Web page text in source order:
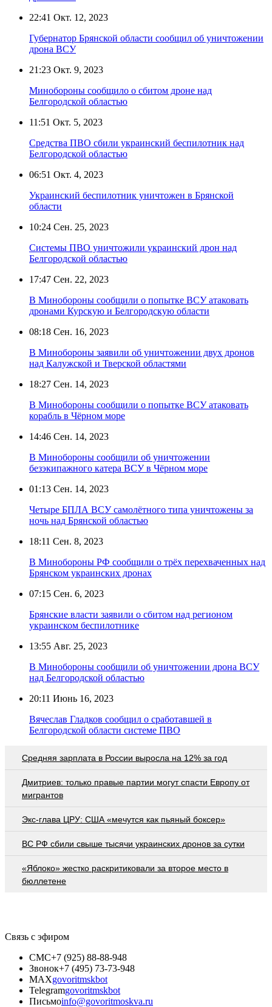
22:41 Окт. 12, 2023
Губернатор Брянской области сообщил об уничтожении
дрона ВСУ
21:23 Окт. 9, 2023
Минобороны сообщило о сбитом дроне над
Белгородской областью
11:51 Окт. 5, 2023
Средства ПВО сбили украинский беспилотник над
Белгородской областью
06:51 Окт. 4, 2023
Украинский беспилотник уничтожен в Брянской
области
10:24 Сен. 25, 2023
Системы ПВО уничтожили украинский дрон над
Белгородской областью
17:47 Сен. 22, 2023
В Минобороны сообщили о попытке ВСУ атаковать
дронами Курскую и Белгородскую области
08:18 Сен. 16, 2023
В Минобороны заявили об уничтожении двух дронов
над Калужской и Тверской областями
18:27 Сен. 14, 2023
В Минобороны сообщили о попытке ВСУ атаковать
корабль в Чёрном море
14:46 Сен. 14, 2023
В Минобороны сообщили об уничтожении
безэкипажного катера ВСУ в Чёрном море
01:13 Сен. 14, 2023
Четыре БПЛА ВСУ самолётного типа уничтожены за
ночь над Брянской областью
18:11 Сен. 8, 2023
В Минобороны РФ сообщили о трёх перехваченных над
Брянском украинских дронах
07:15 Сен. 6, 2023
Брянские власти заявили о сбитом над регионом
украинском беспилотнике
13:55 Авг. 25, 2023
В Минобороны сообщили об уничтожении дрона ВСУ
над Белгородской областью
20:11 Июнь 16, 2023
Вячеслав Гладков сообщил о сработавшей в
Белгородской области системе ПВО
Средняя зарплата в России выросла на 12% за год
Дмитриев: только правые партии могут спасти Европу от
мигрантов
Экс-глава ЦРУ: США «мечутся как пьяный боксер»
ВС РФ сбили свыше тысячи украинских дронов за сутки
«Яблоко» жестко раскритиковали за второе место в
бюллетене
Связь с эфиром
СМС+7 (925) 88-88-948
Звонок+7 (495) 73-73-948
MAXgovoritmskbot
Telegramgovoritmskbot
Письмоinfo@govoritmoskva.ru